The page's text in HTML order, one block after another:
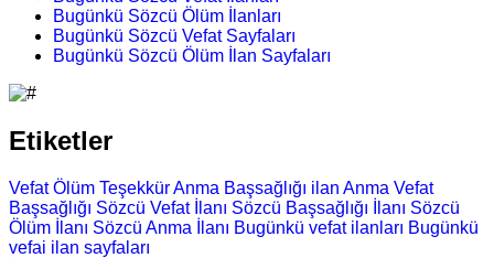
Bugünkü Sözcü Ölüm İlanları
Bugünkü Sözcü Vefat Sayfaları
Bugünkü Sözcü Ölüm İlan Sayfaları
Etiketler
Vefat Ölüm TeşekkürAnma Başsağlığı ilan Anma Vefat
Başsağlığı Sözcü Vefat İlanı Sözcü Başsağlığı İlanı Sözcü
Ölüm İlanı Sözcü Anma İlanı Bugünkü vefat ilanları Bugünkü
vefai ilan sayfaları